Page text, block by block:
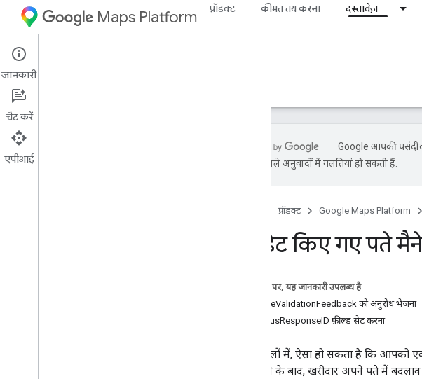
Maps Platform प्रॉडक्ट कीमत तय करना दस्तावेज़
Web Services
गाइड
Google आपकी
एआई से मिले अनुवादों में गलतियां हो सकती हैं.
प्रॉडक्ट Google Maps Platform
अपडेट किए गए पते
इस पेज पर, यह जानकारी उपलब्ध है
provideValidationFeedback को अनुरोध भेजना
previousResponseID फ़ील्ड सेट करना
कुछ मामलों में, ऐसा हो सकता है कि आपको
पुष्टि करने के बाद, खरीदार अपने पते में
जानकारी
चैट करें
एपीआई